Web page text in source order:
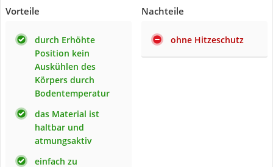
Vorteile
durch Erhöhte
Position kein
Auskühlen des
Körpers durch
Bodentemperatur
das Material ist
haltbar und
atmungsaktiv
einfach zu
Nachteile
ohne Hitzeschutz